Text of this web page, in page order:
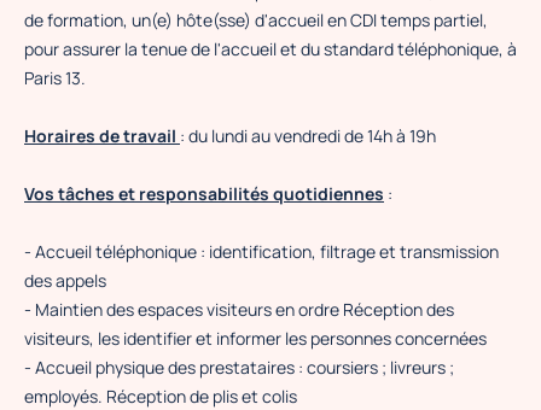
de formation, un(e) hôte(sse) d'accueil en CDI temps partiel,
pour assurer la tenue de l'accueil et du standard téléphonique, à
Paris 13.
Horaires de travail : du lundi au vendredi de 14h à 19h
Vos tâches et responsabilités quotidiennes :
- Accueil téléphonique : identification, filtrage et transmission
des appels
- Maintien des espaces visiteurs en ordre Réception des
visiteurs, les identifier et informer les personnes concernées
- Accueil physique des prestataires : coursiers ; livreurs ;
employés. Réception de plis et colis